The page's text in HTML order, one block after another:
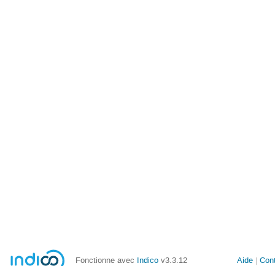
Fonctionne avec Indico v3.3.12 Aide